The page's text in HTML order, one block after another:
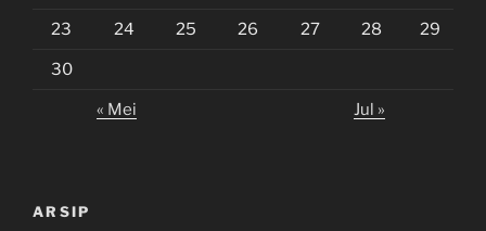
23 24 25 26 27 28 29
30
« Mei Jul »
ARSIP